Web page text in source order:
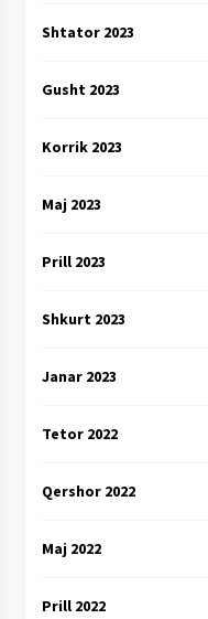
Shtator 2023
Gusht 2023
Korrik 2023
Maj 2023
Prill 2023
Shkurt 2023
Janar 2023
Tetor 2022
Qershor 2022
Maj 2022
Prill 2022